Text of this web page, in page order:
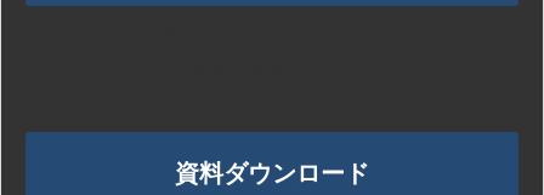
資料ダウンロード